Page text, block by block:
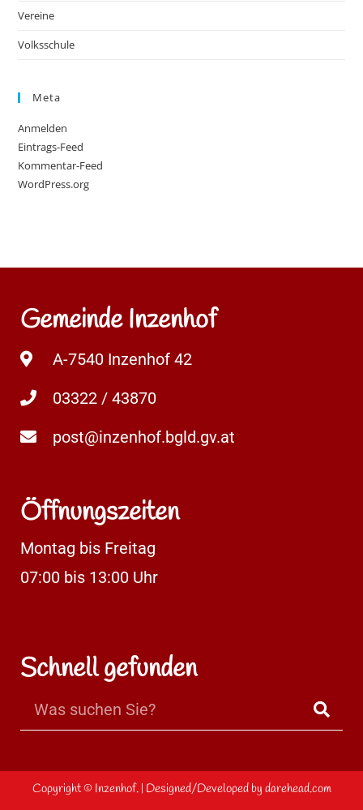
Vereine
Volksschule
Meta
Anmelden
Eintrags-Feed
Kommentar-Feed
WordPress.org
Gemeinde Inzenhof
A-7540 Inzenhof 42
03322 / 43870
post@inzenhof.bgld.gv.at
Öffnungszeiten
Montag bis Freitag
07:00 bis 13:00 Uhr
Schnell gefunden
Copyright © Inzenhof.| Designed/Developed by darehead.com